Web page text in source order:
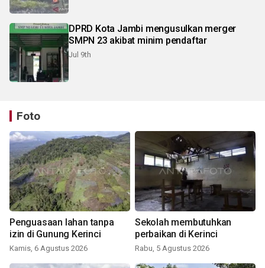
DPRD Kota Jambi mengusulkan merger
SMPN 23 akibat minim pendaftar
Jul 9th
Foto
Penguasaan lahan tanpa
izin di Gunung Kerinci
Kamis, 6 Agustus 2026
Sekolah membutuhkan
perbaikan di Kerinci
Rabu, 5 Agustus 2026